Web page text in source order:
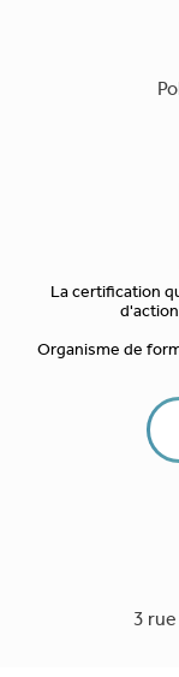
La certification
Organisme de
3